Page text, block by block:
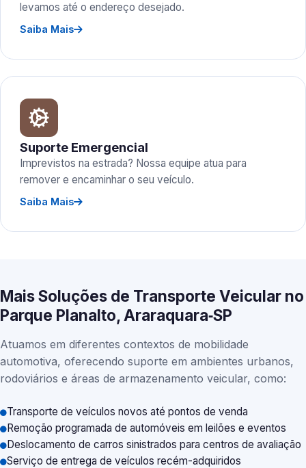
levamos até o endereço desejado.
Saiba Mais
Suporte Emergencial
Imprevistos na estrada? Nossa equipe atua para
remover e encaminhar o seu veículo.
Saiba Mais
Mais Soluções de Transporte Veicular no
Parque Planalto, Araraquara‑SP
Atuamos em diferentes contextos de mobilidade
automotiva, oferecendo suporte em ambientes urbanos,
rodoviários e áreas de armazenamento veicular, como:
Transporte de veículos novos até pontos de venda
Remoção programada de automóveis em leilões e eventos
Deslocamento de carros sinistrados para centros de avaliação
Serviço de entrega de veículos recém-adquiridos